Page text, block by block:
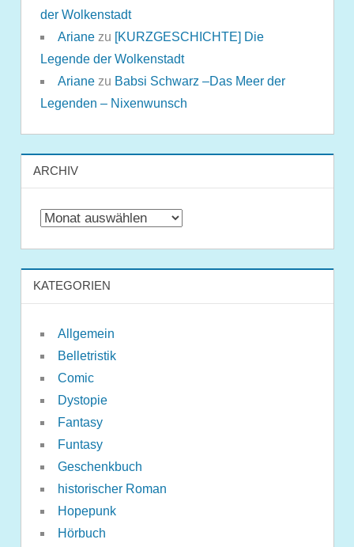
der Wolkenstadt
Arianezu [KURZGESCHICHTE] Die
Legende der Wolkenstadt
Arianezu Babsi Schwarz –Das Meer der
Legenden – Nixenwunsch
ARCHIV
Archiv
KATEGORIEN
Allgemein
Belletristik
Comic
Dystopie
Fantasy
Funtasy
Geschenkbuch
historischer Roman
Hopepunk
Hörbuch